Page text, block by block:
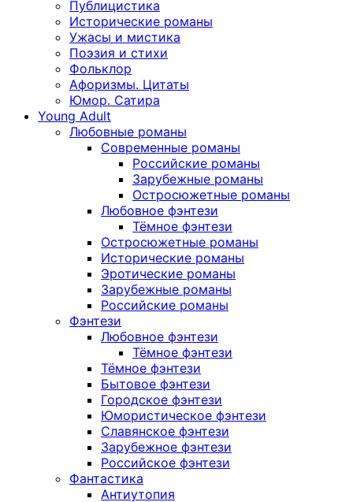
Публицистика
Исторические романы
Ужасы и мистика
Поэзия и стихи
Фольклор
Афоризмы. Цитаты
Юмор. Сатира
Young Adult
Любовные романы
Современные романы
Российские романы
Зарубежные романы
Остросюжетные романы
Любовное фэнтези
Тёмное фэнтези
Остросюжетные романы
Исторические романы
Эротические романы
Зарубежные романы
Российские романы
Фэнтези
Любовное фэнтези
Тёмное фэнтези
Тёмное фэнтези
Бытовое фэнтези
Городское фэнтези
Юмористическое фэнтези
Славянское фэнтези
Зарубежное фэнтези
Российское фэнтези
Фантастика
Антиутопия